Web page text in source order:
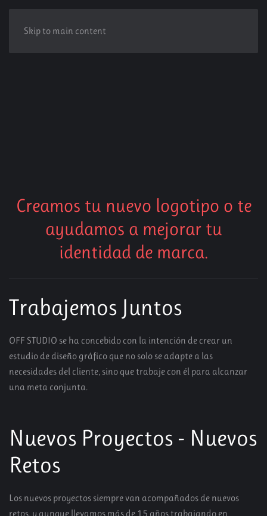
Skip to main content
Creamos tu nuevo logotipo o te
ayudamos a mejorar tu
identidad de marca.
Trabajemos Juntos
OFF STUDIO se ha concebido con la intención de crear un
estudio de diseño gráfico que no solo se adapte a las
necesidades del cliente, sino que trabaje con él para alcanzar
una meta conjunta.
Nuevos Proyectos - Nuevos
Retos
Los nuevos proyectos siempre van acompañados de nuevos
retos, y aunque llevamos más de 15 años trabajando en